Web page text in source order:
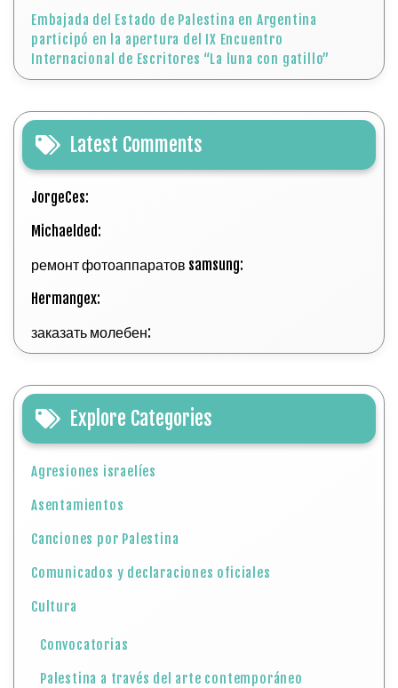
Embajada del Estado de Palestina en Argentina
participó en la apertura del IX Encuentro
Internacional de Escritores “La luna con gatillo”
Latest Comments
JorgeCes:
Michaelded:
ремонт фотоаппаратов samsung:
Hermangex:
заказать молебен:
Explore Categories
Agresiones israelíes
Asentamientos
Canciones por Palestina
Comunicados y declaraciones oficiales
Cultura
Convocatorias
Palestina a través del arte contemporáneo